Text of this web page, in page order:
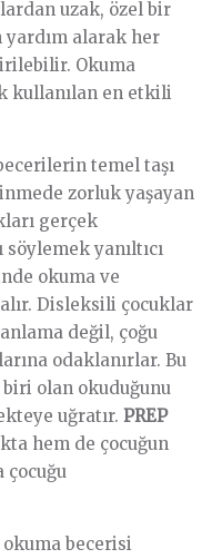
uzak, özel bir
alarak her
Okuma
kullanılan en etkili
temel taşı
zorluk yaşayan
gerçek
yanıltıcı
okuma ve
Disleksili çocuklar
değil, çoğu
odaklanırlar. Bu
olan okuduğunu
uğratır. PREP
hem de çocuğun
çocuğu
becerisi